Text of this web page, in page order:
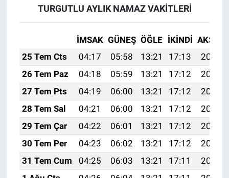
TURGUTLU AYLIK NAMAZ VAKITLERI
İMSAK GÜNEŞ ÖĞLE İKINDI AKŞAM
25 Tem Cts
04:17 05:58 13:21 17:13
20:34
26 Tem Paz
04:18 05:59 13:21 17:12
20:33
27 Tem Pts
04:19 06:00 13:21 17:12
20:32
28 Tem Sal
04:21 06:00 13:21 17:12
20:31
29 Tem Çar
04:22 06:01 13:21 17:12
20:30
30 Tem Per
04:23 06:02 13:21 17:12
20:29
31 Tem Cum
04:25 06:03 13:21 17:11
20:28